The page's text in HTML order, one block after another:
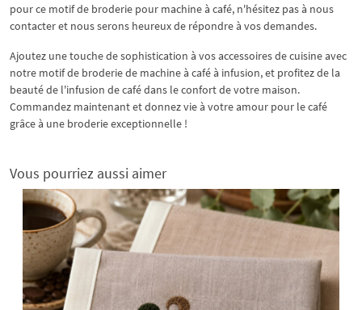
pour ce motif de broderie pour machine à café, n'hésitez pas à nous
contacter et nous serons heureux de répondre à vos demandes.
Ajoutez une touche de sophistication à vos accessoires de cuisine avec
notre motif de broderie de machine à café à infusion, et profitez de la
beauté de l'infusion de café dans le confort de votre maison.
Commandez maintenant et donnez vie à votre amour pour le café
grâce à une broderie exceptionnelle !
Vous pourriez aussi aimer